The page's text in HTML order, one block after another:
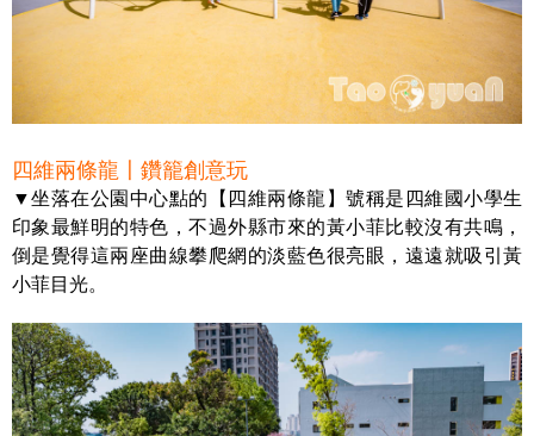
四維兩條龍〡鑽籠創意玩
▼坐落在公園中心點的【四維兩條龍】號稱是四維國小學生
印象最鮮明的特色，不過外縣市來的黃小菲比較沒有共鳴，
倒是覺得這兩座曲線攀爬網的淡藍色很亮眼，遠遠就吸引黃
小菲目光。